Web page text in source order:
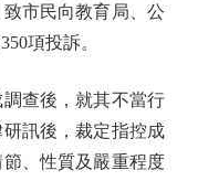
市民向教育局、公
項投訴。
查後，就其不當行
訊後，裁定指控成
、性質及嚴重程度